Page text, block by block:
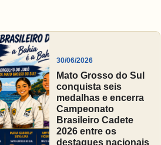
30/06/2026
Mato Grosso do Sul
conquista seis
medalhas e encerra
Campeonato
Brasileiro Cadete
2026 entre os
destaques nacionais